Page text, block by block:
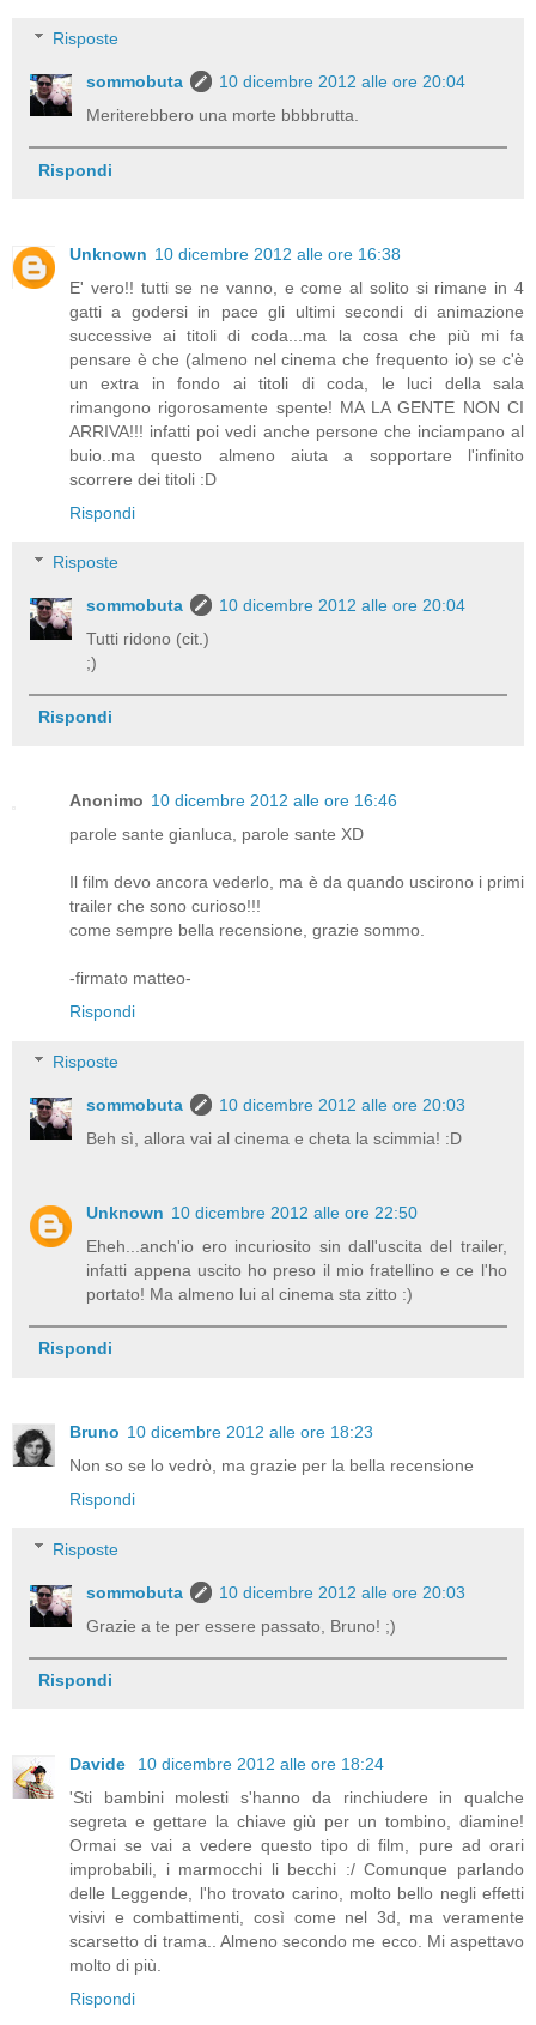
Risposte
sommobuta
10 dicembre 2012 alle ore 20:04
Meriterebbero una morte bbbbrutta.
Rispondi
Unknown 10 dicembre 2012 alle ore 16:38
E' vero!! tutti se ne vanno, e come al solito si rimane in 4
gatti a godersi in pace gli ultimi secondi di animazione
successive ai titoli di coda...ma la cosa che più mi fa
pensare è che (almeno nel cinema che frequento io) se c'è
un extra in fondo ai titoli di coda, le luci della sala
rimangono rigorosamente spente! MA LA GENTE NON CI
ARRIVA!!! infatti poi vedi anche persone che inciampano al
buio..ma questo almeno aiuta a sopportare l'infinito
scorrere dei titoli :D
Rispondi
Risposte
sommobuta
10 dicembre 2012 alle ore 20:04
Tutti ridono (cit.)
;)
Rispondi
Anonimo 10 dicembre 2012 alle ore 16:46
parole sante gianluca, parole sante XD
Il film devo ancora vederlo, ma è da quando uscirono i primi
trailer che sono curioso!!!
come sempre bella recensione, grazie sommo.
-firmato matteo-
Rispondi
Risposte
sommobuta
10 dicembre 2012 alle ore 20:03
Beh sì, allora vai al cinema e cheta la scimmia! :D
Unknown 10 dicembre 2012 alle ore 22:50
Eheh...anch'io ero incuriosito sin dall'uscita del trailer,
infatti appena uscito ho preso il mio fratellino e ce l'ho
portato! Ma almeno lui al cinema sta zitto :)
Rispondi
Bruno 10 dicembre 2012 alle ore 18:23
Non so se lo vedrò, ma grazie per la bella recensione
Rispondi
Risposte
sommobuta
10 dicembre 2012 alle ore 20:03
Grazie a te per essere passato, Bruno! ;)
Rispondi
Davide
10 dicembre 2012 alle ore 18:24
'Sti bambini molesti s'hanno da rinchiudere in qualche
segreta e gettare la chiave giù per un tombino, diamine!
Ormai se vai a vedere questo tipo di film, pure ad orari
improbabili, i marmocchi li becchi :/ Comunque parlando
delle Leggende, l'ho trovato carino, molto bello negli effetti
visivi e combattimenti, così come nel 3d, ma veramente
scarsetto di trama.. Almeno secondo me ecco. Mi aspettavo
molto di più.
Rispondi